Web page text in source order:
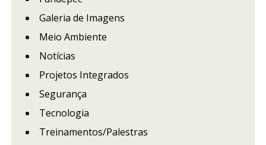
Galeria de Imagens
Meio Ambiente
Notícias
Projetos Integrados
Segurança
Tecnologia
Treinamentos/Palestras